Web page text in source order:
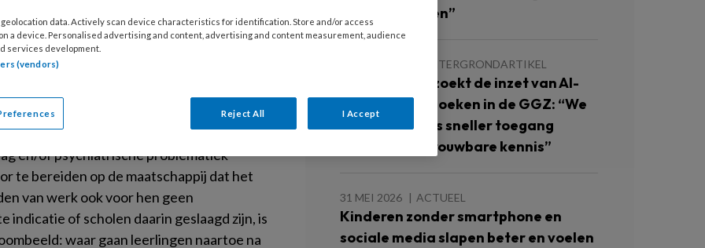
naar een reguliere school
van leerling- en schoolfactoren ook
eruit gaat zien?
leveren aan de ontwikkeling van hun
en uiteraard ook voor speciale
een verstandelijke beperking en voor
en/of psychiatrische problematiek
te bereiden op de maatschappij dat het
van werk ook voor hen geen
indicatie of scholen daarin geslaagd zijn, is
waar gaan leerlingen naartoe na
stoute kinderen”
ACHTERGRONDARTIKEL
Accare onderzoekt de inzet van AI-
ondersteund zoeken in de GGZ: “We
willen collega’s sneller toegang
geven tot betrouwbare kennis”
31 MEI 2026 ACTUEEL
Kinderen zonder smartphone en
sociale media slapen beter en voelen
data. Actively scan device characteristics for identification. Store and/or access
a device. Personalised advertising and content, advertising and content measurement, audience
services development.
(vendors)
Reject All I Accept